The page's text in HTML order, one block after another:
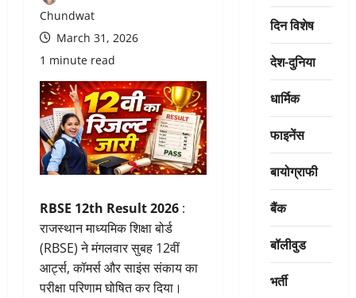
Chundwat
March 31, 2026
1 minute read
RBSE 12th Result 2026 :
राजस्थान माध्यमिक शिक्षा बोर्ड
(RBSE) ने मंगलवार सुबह 12वीं
आर्ट्स, कॉमर्स और साइंस संकाय का
परीक्षा परिणाम घोषित कर दिया।
दिन विशेष
देश-दुनिया
धार्मिक
फाइनेंस
बायोग्राफी
बैंक
बॉलीवुड
भर्ती